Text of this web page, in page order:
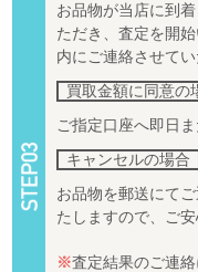
お品物が当店に到
ただき、査定を開
内にご連絡させてい
買取金額に同意の
ご指定口座へ即日
キャンセルの場合
お品物を郵送にて
たしますので、ご安
※査定結果のご連